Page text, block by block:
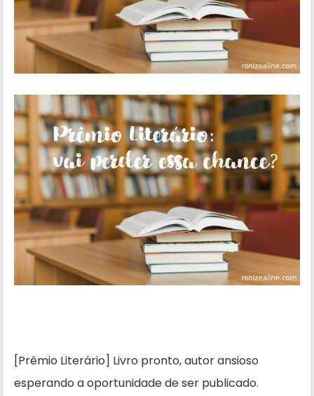
[Prêmio Literário] Livro pronto, autor ansioso
esperando a oportunidade de ser publicado.